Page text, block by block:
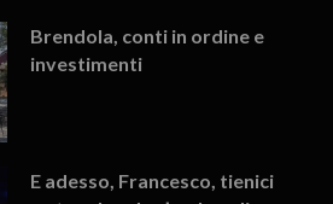
Brendola, conti in ordine e
investimenti
E adesso, Francesco, tienici